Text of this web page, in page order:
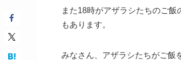
また18時がアザラシたちのご
もあります。
みなさん、アザラシたちがご飯